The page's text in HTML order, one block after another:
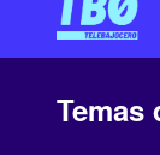
Temas